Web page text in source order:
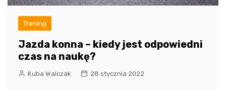
Trening
Jazda konna – kiedy jest odpowiedni
czas na naukę?
Kuba Walczak 28 stycznia 2022